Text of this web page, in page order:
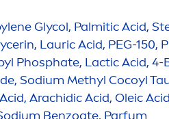
Glycol, Palmitic Acid,
Lauric Acid, PEG-150,
Phosphate, Lactic Acid, 4-
Sodium Methyl Cocoyl
Arachidic Acid, Oleic
Benzoate, Parfum